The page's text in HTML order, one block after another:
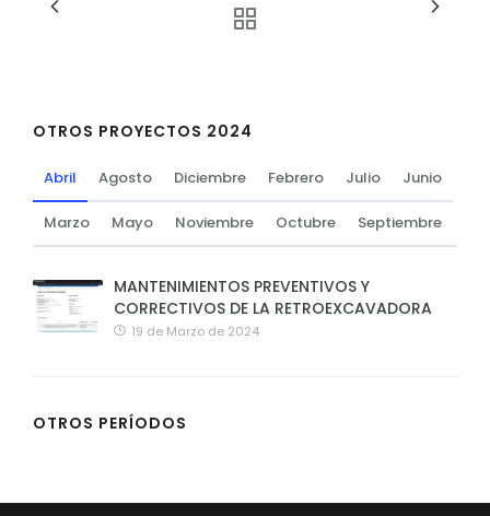
OTROS PROYECTOS 2024
Abril Agosto Diciembre Febrero Julio Junio
Marzo Mayo Noviembre Octubre Septiembre
MANTENIMIENTOS PREVENTIVOS Y
CORRECTIVOS DE LA RETROEXCAVADORA
19 de Marzo de 2024
OTROS PERÍODOS